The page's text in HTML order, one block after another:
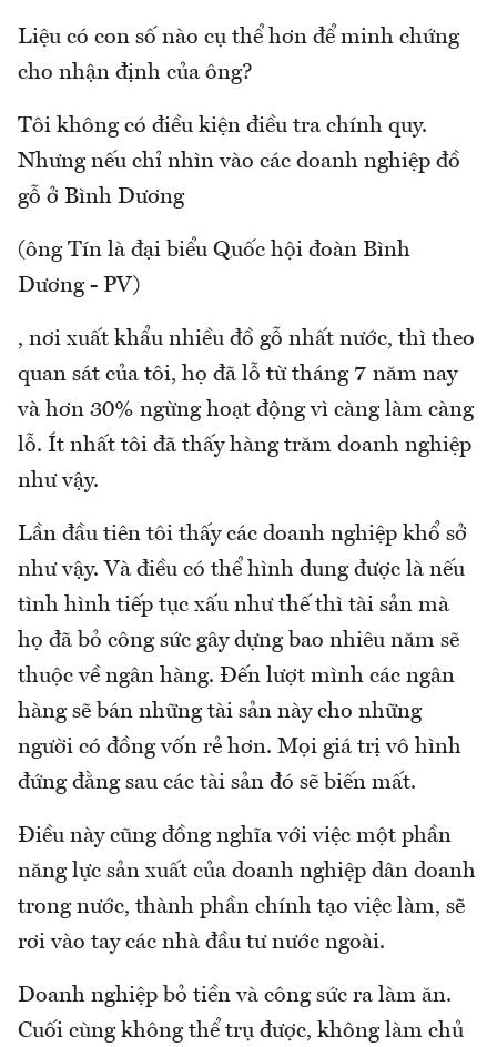
Liệu có con số nào cụ thể hơn để minh chứng
cho nhận định của ông?
Tôi không có điều kiện điều tra chính quy.
Nhưng nếu chỉ nhìn vào các doanh nghiệp đồ
gỗ ở Bình Dương
(ông Tín là đại biểu Quốc hội đoàn Bình
Dương - PV)
, nơi xuất khẩu nhiều đồ gỗ nhất nước, thì theo
quan sát của tôi, họ đã lỗ từ tháng 7 năm nay
và hơn 30% ngừng hoạt động vì càng làm càng
lỗ. Ít nhất tôi đã thấy hàng trăm doanh nghiệp
như vậy.
Lần đầu tiên tôi thấy các doanh nghiệp khổ sở
như vậy. Và điều có thể hình dung được là nếu
tình hình tiếp tục xấu như thế thì tài sản mà
họ đã bỏ công sức gây dựng bao nhiêu năm sẽ
thuộc về ngân hàng. Đến lượt mình các ngân
hàng sẽ bán những tài sản này cho những
người có đồng vốn rẻ hơn. Mọi giá trị vô hình
đứng đằng sau các tài sản đó sẽ biến mất.
Điều này cũng đồng nghĩa với việc một phần
năng lực sản xuất của doanh nghiệp dân doanh
trong nước, thành phần chính tạo việc làm, sẽ
rơi vào tay các nhà đầu tư nước ngoài.
Doanh nghiệp bỏ tiền và công sức ra làm ăn.
Cuối cùng không thể trụ được, không làm chủ